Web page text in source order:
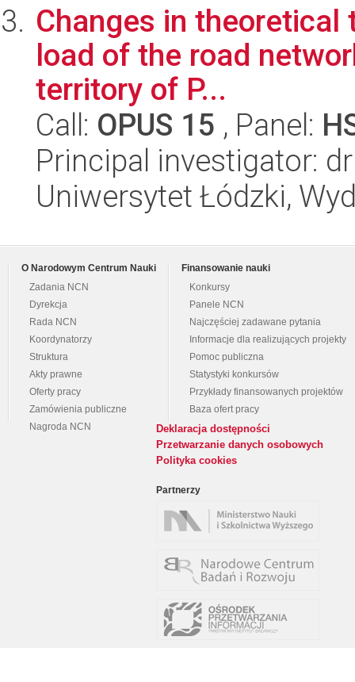
Changes in
load of the road
territory of P...
Call: OPUS 15 , Panel:
Principal investigator:
Uniwersytet Łódzki,
O Narodowym Centrum Nauki
Zadania NCN
Dyrekcja
Rada NCN
Koordynatorzy
Struktura
Akty prawne
Oferty pracy
Zamówienia publiczne
Nagroda NCN
Finansowanie nauki
Konkursy
Panele NCN
Najczęściej zadawane pytania
Informacje dla realizujących projekty
Pomoc publiczna
Statystyki konkursów
Przykłady finansowanych projektów
Baza ofert pracy
Deklaracja dostępności
Przetwarzanie danych osobowych
Polityka cookies
Partnerzy